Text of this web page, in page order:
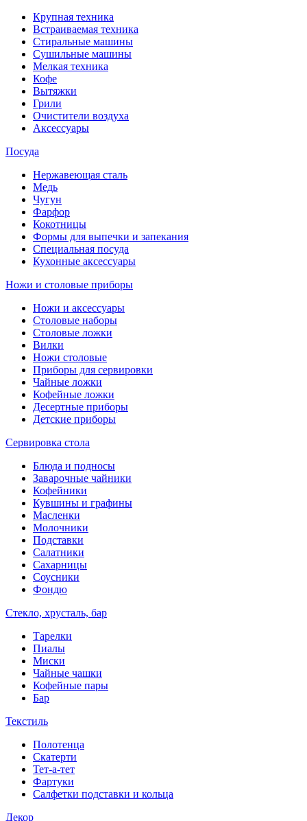
Крупная техника
Встраиваемая техника
Стиральные машины
Сушильные машины
Мелкая техника
Кофе
Вытяжки
Грили
Очистители воздуха
Аксессуары
Посуда
Нержавеющая сталь
Медь
Чугун
Фарфор
Кокотницы
Формы для выпечки и запекания
Специальная посуда
Кухонные аксессуары
Ножи и столовые приборы
Ножи и аксессуары
Столовые наборы
Столовые ложки
Вилки
Ножи столовые
Приборы для сервировки
Чайные ложки
Кофейные ложки
Десертные приборы
Детские приборы
Сервировка стола
Блюда и подносы
Заварочные чайники
Кофейники
Кувшины и графины
Масленки
Молочники
Подставки
Салатники
Сахарницы
Соусники
Фондю
Стекло, хрусталь, бар
Тарелки
Пиалы
Миски
Чайные чашки
Кофейные пары
Бар
Текстиль
Полотенца
Скатерти
Тет-а-тет
Фартуки
Салфетки подставки и кольца
Декор